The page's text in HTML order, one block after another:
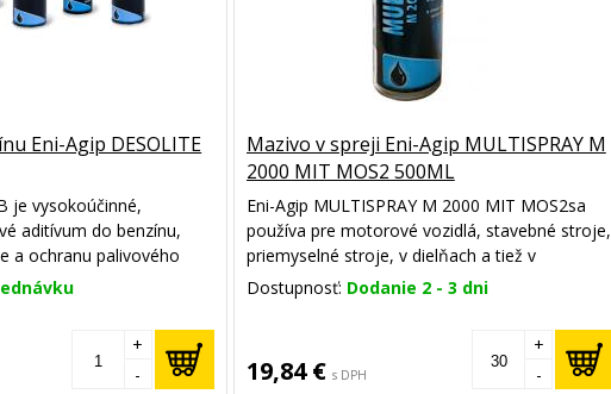
Eni-Agip DESOLITE
je vysokoúčinné,
aditívum do benzínu,
a ochranu palivového
predchádza
všetky benzínové
vstrekovanie, 2-takt/4-
+
-
Mazivo v spreji Eni-Agip MULTISPRAY M
2000 MIT MOS2 500ML
Eni-Agip MULTISPRAY M 2000 MIT MOS2sa
používa pre motorové vozidlá, stavebné stroje,
priemyselné stroje, v dielňach a tiež v
oblastiach hobby ako pomocný prostriedok pri
zostavovaní a ako ochranný prostriedok. je
špeciálne mazivo v spreji s Molykou MoS2 pre
mnohostranné použitie v priemysle,
motorových vozidiel a v oblasti hobby.
Dostupnosť: Dodanie 2 - 3 dni
19,84 € s DPH
+
-